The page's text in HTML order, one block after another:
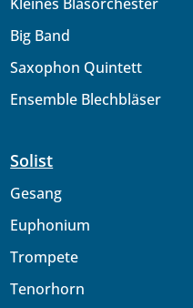
Big Band
Saxophon Quintett
Ensemble Blechbläser
Solist
Gesang
Euphonium
Trompete
Tenorhorn